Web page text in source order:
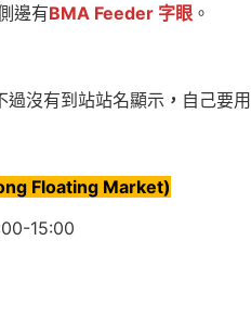
邊有BMA Feeder 字眼 。
過沒有到站站名顯示 ， 自己要
Floating Market)
15:00